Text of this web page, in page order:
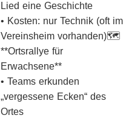
Lied eine Geschichte
• Kosten: nur Technik (oft im
Vereinsheim vorhanden)🗺️
**Ortsrallye für
Erwachsene**
• Teams erkunden
„vergessene Ecken“ des
Ortes